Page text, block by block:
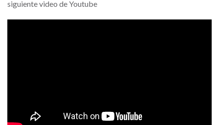
siguiente video de Youtube